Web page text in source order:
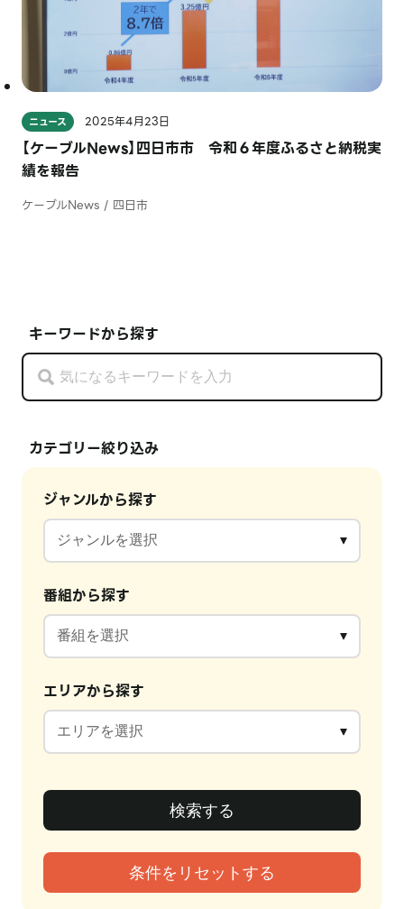
キーワードから探す
カテゴリー絞り込み
ジャンルから探す
番組から探す
エリアから探す
ニュース 2025年4月23日
【ケーブルNews】四日市市 令和６年度ふるさと納税実
績を報告
ケーブルNews / 四日市